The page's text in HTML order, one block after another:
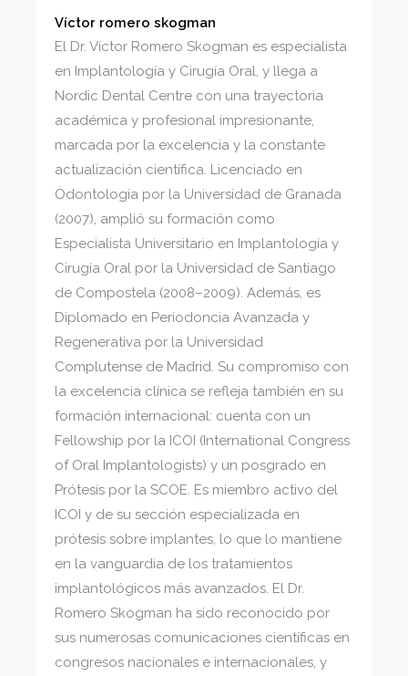
Víctor romero skogman
El Dr. Víctor Romero Skogman es especialista
en Implantología y Cirugía Oral, y llega a
Nordic Dental Centre con una trayectoria
académica y profesional impresionante,
marcada por la excelencia y la constante
actualización científica. Licenciado en
Odontología por la Universidad de Granada
(2007), amplió su formación como
Especialista Universitario en Implantología y
Cirugía Oral por la Universidad de Santiago
de Compostela (2008–2009). Además, es
Diplomado en Periodoncia Avanzada y
Regenerativa por la Universidad
Complutense de Madrid. Su compromiso con
la excelencia clínica se refleja también en su
formación internacional: cuenta con un
Fellowship por la ICOI (International Congress
of Oral Implantologists) y un posgrado en
Prótesis por la SCOE. Es miembro activo del
ICOI y de su sección especializada en
prótesis sobre implantes, lo que lo mantiene
en la vanguardia de los tratamientos
implantológicos más avanzados. El Dr.
Romero Skogman ha sido reconocido por
sus numerosas comunicaciones científicas en
congresos nacionales e internacionales, y